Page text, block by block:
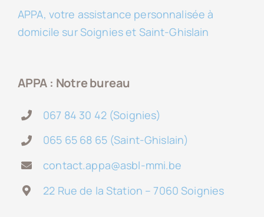
APPA, votre assistance personnalisée à
domicile sur Soignies et Saint-Ghislain
APPA : Notre bureau
067 84 30 42 (Soignies)
065 65 68 65 (Saint-Ghislain)
contact.appa@asbl-mmi.be
22 Rue de la Station – 7060 Soignies